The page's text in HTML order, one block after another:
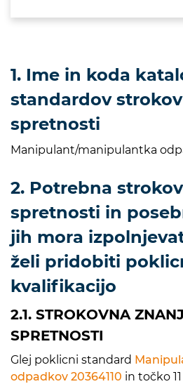
1. Ime in koda
standardov
spretnosti
Manipulant/manipulantka
2. Potrebna
spretnosti in
jih mora
želi pridobiti
kvalifikacijo
2.1. STROKOVNA
SPRETNOSTI
Glej poklicni standard
odpadkov 20364110 in točko